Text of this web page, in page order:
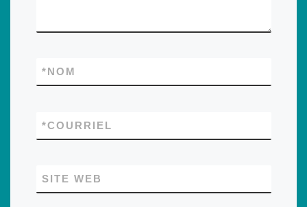
NOM
*
COURRIEL
*
SITE WEB